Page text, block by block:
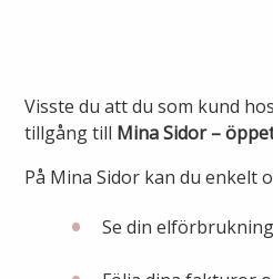
Sälj ditt överskott
Ändra anslutning
Ansluta egen elproduktion
Din fjärrvärmecentral
Anslut dig till fjärrvärme
Byggvärme
Alingsås fibernät
Ladda elbil
Felanmälan
Visste du att du som kund
tillgång till Mina Sidor –
På Mina Sidor kan du enkelt
Se din